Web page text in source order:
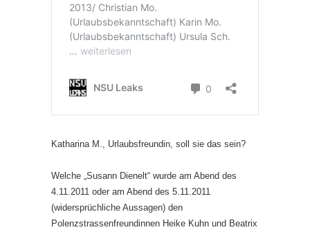
Katharina M., Urlaubsfreundin, soll sie das sein?
Welche „Susann Dienelt“ wurde am Abend des
4.11.2011 oder am Abend des 5.11.2011
(widersprüchliche Aussagen) den
Polenzstrassenfreundinnen Heike Kuhn und Beatrix